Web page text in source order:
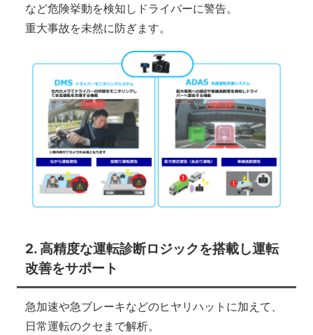
など危険挙動を検知しドライバーに警告。
重大事故を未然に防ぎます。
2. 高精度な運転診断ロジックを搭載し運転
改善をサポート
急加速や急ブレーキなどのヒヤリハットに加えて、
日常運転のクセまで解析。